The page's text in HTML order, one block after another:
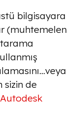
bilgisayara
(muhtemelen
sizin de